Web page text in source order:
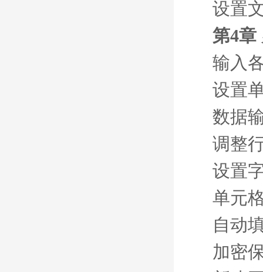
设置
第4章
输入
设置
数据
调整
设置
单元
自动
加密